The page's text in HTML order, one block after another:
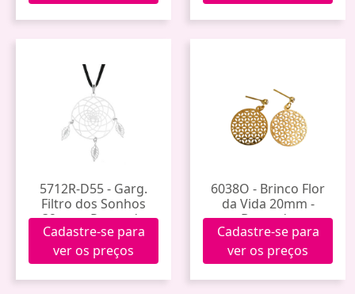
5712R-D55 - Garg.
Filtro dos Sonhos
32mm - Prateado
Cordão Preto 55cm
Cadastre-se para
ver os preços
6038O - Brinco Flor
da Vida 20mm -
Dourado
Cadastre-se para
ver os preços